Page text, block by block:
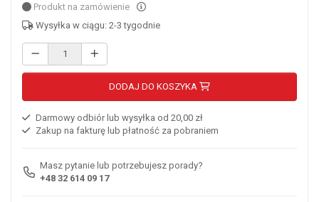
Produkt na zamówienie
Wysyłka w ciągu: 2-3 tygodnie
DODAJ DO KOSZYKA
Darmowy odbiór lub wysyłka od 20,00 zł
Zakup na fakturę lub płatność za pobraniem
Masz pytanie lub potrzebujesz porady?
+48 32 614 09 17